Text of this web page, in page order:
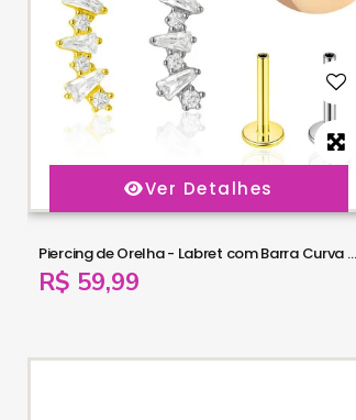
Ver Detalhes
Piercing de Orelha - Labret com Barra Curva de Zircônias - 6ORE1060
R$ 59,99